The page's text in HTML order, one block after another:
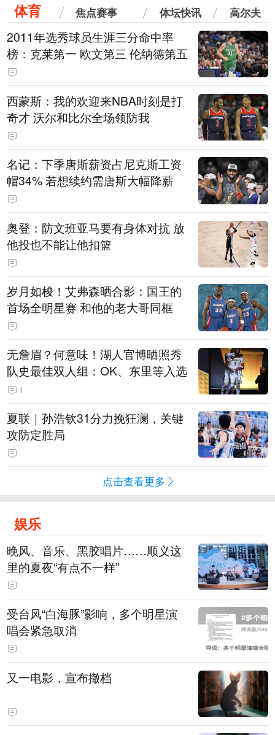
体育 焦点赛事 体坛快讯 高尔夫
2011年选秀球员生涯三分命中率
榜：克莱第一 欧文第三 伦纳德第五
西蒙斯：我的欢迎来NBA时刻是打
奇才 沃尔和比尔全场领防我
名记：下季唐斯薪资占尼克斯工资
帽34% 若想续约需唐斯大幅降薪
奥登：防文班亚马要有身体对抗 放
他投也不能让他扣篮
岁月如梭！艾弗森晒合影：国王的
首场全明星赛 和他的老大哥同框
无詹眉？何意味！湖人官博晒照秀
队史最佳双人组：OK、东里等入选
1
夏联｜孙浩钦31分力挽狂澜，关键
攻防定胜局
点击查看更多
娱乐
晚风、音乐、黑胶唱片……顺义这
里的夏夜“有点不一样”
受台风“白海豚”影响，多个明星演
唱会紧急取消
又一电影，宣布撤档